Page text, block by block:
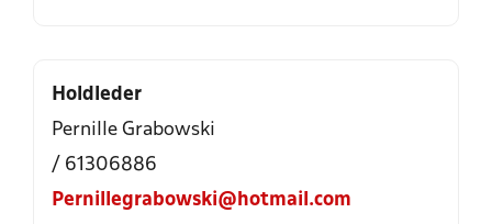
Holdleder
Pernille Grabowski
/ 61306886
Pernillegrabowski@hotmail.com